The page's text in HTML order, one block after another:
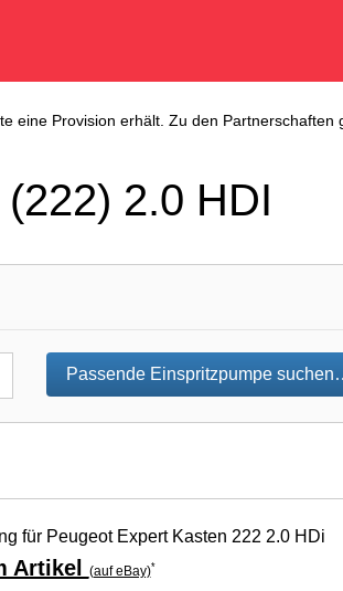
eine Provision erhält. Zu den Partnerschaften
2.0 HDI
Passende Einspritzpumpe
für Peugeot Expert Kasten 222 2.0 HDi
Artikel (auf eBay)*